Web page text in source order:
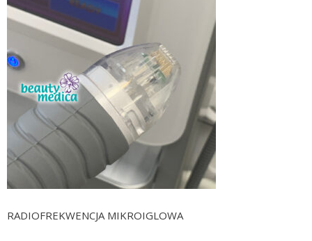
RADIOFREKWENCJA MIKROIGLOWA